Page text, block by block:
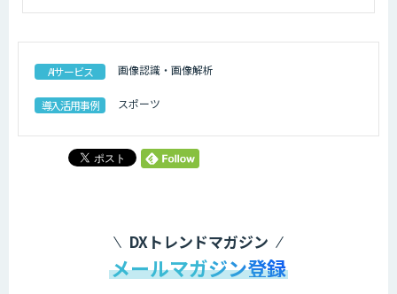
AIサービス 画像認識・画像解析
導入活用事例 スポーツ
DXトレンドマガジン
メールマガジン登録